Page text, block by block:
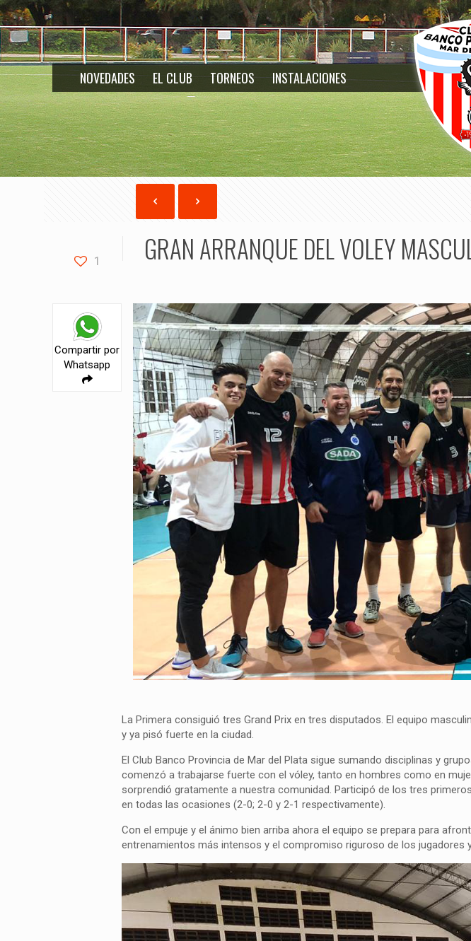
NOVEDADES EL CLUB TORNEOS INSTALACIONES
1 GRAN ARRANQUE DEL VOLEY
Compartir por
Whatsapp
La Primera consiguió tres Grand Prix en tres disputados. El equipo
y ya pisó fuerte en la ciudad.
El Club Banco Provincia de Mar del Plata sigue sumando disciplinas y
comenzó a trabajarse fuerte con el vóley, tanto en hombres como en
sorprendió gratamente a nuestra comunidad. Participó de los tres
en todas las ocasiones (2-0; 2-0 y 2-1 respectivamente).
Con el empuje y el ánimo bien arriba ahora el equipo se prepara para
entrenamientos más intensos y el compromiso riguroso de los jugadores